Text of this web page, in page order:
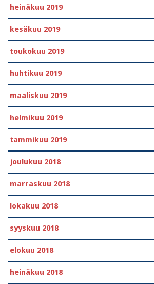
heinäkuu 2019
kesäkuu 2019
toukokuu 2019
huhtikuu 2019
maaliskuu 2019
helmikuu 2019
tammikuu 2019
joulukuu 2018
marraskuu 2018
lokakuu 2018
syyskuu 2018
elokuu 2018
heinäkuu 2018